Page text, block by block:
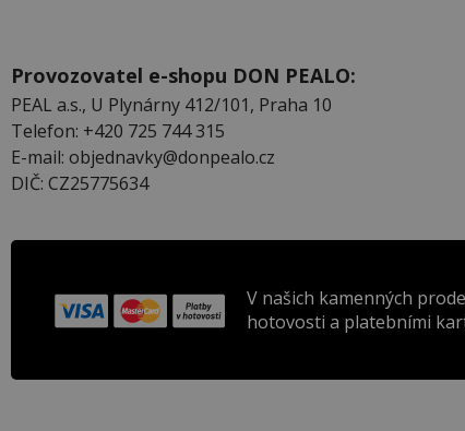
Provozovatel e-shopu DON PEALO:
PEAL a.s., U Plynárny 412/101, Praha 10
Telefon: +420 725 744 315
E-mail: objednavky@donpealo.cz
DIČ: CZ25775634
V našich kamenných
hotovosti a platebními